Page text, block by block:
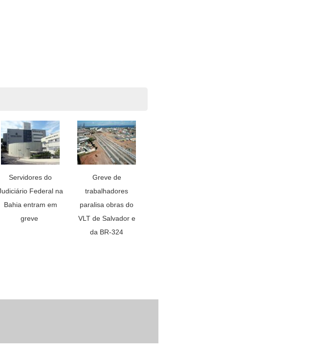
Servidores do
Federal na
Bahia entram em
greve
Greve de
trabalhadores
paralisa obras do
VLT de Salvador e
da BR-324